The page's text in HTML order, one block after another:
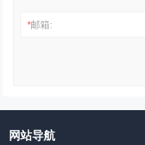
*邮箱:
网站导航